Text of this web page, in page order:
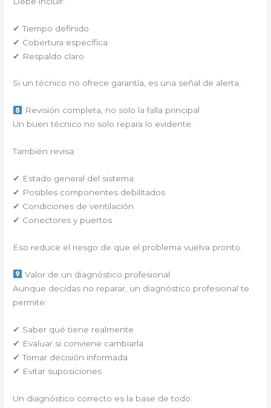
✔ Tiempo definido
✔ Cobertura específica
✔ Respaldo claro
Si un técnico no ofrece garantía, es una señal de alerta.
Revisión completa, no solo la falla principal
Un buen técnico no solo repara lo evidente.
También revisa:
✔ Estado general del sistema
✔ Posibles componentes debilitados
✔ Condiciones de ventilación
✔ Conectores y puertos
Eso reduce el riesgo de que el problema vuelva pronto.
Valor de un diagnóstico profesional
Aunque decidas no reparar, un diagnóstico profesional te
permite:
✔ Saber qué tiene realmente
✔ Evaluar si conviene cambiarla
✔ Tomar decisión informada
✔ Evitar suposiciones
Un diagnóstico correcto es la base de todo.